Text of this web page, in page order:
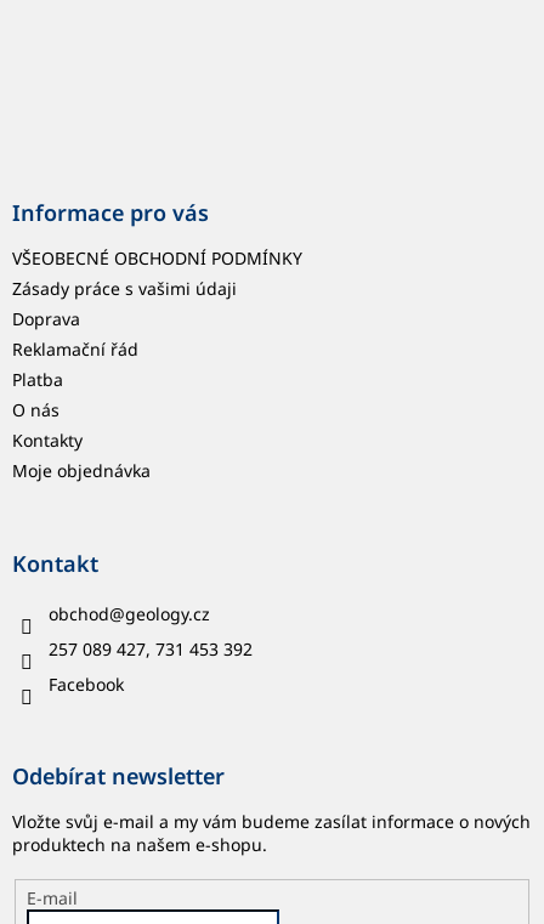
Informace pro vás
VŠEOBECNÉ OBCHODNÍ PODMÍNKY
Zásady práce s vašimi údaji
Doprava
Reklamační řád
Platba
O nás
Kontakty
Moje objednávka
Kontakt
obchod@geology.cz
257 089 427, 731 453 392
Facebook
Odebírat newsletter
Vložte svůj e-mail a my vám budeme zasílat informace o nových
produktech na našem e-shopu.
E-mail